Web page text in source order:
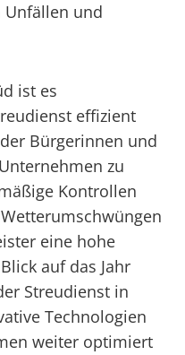
Unfällen und
ist es
effizient
Bürgerinnen und
zu
Kontrollen
eine hohe
auf das Jahr
Streudienst in
Technologien
weiter optimiert